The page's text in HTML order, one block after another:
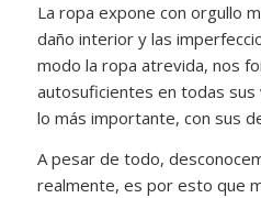
La ropa expone con orgullo
daño interior y las
modo la ropa atrevida, nos
autosuficientes en todas
lo más importante, con sus
A pesar de todo,
realmente, es por esto que